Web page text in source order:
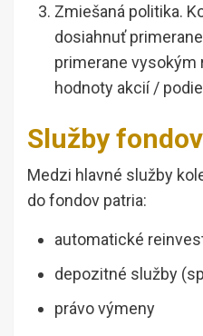
Zmiešaná politika.
dosiahnuť
primerane
hodnoty akcií /
Služby fondov
Medzi hlavné služby
do fondov patria:
automatické
depozitné služby
právo výmeny